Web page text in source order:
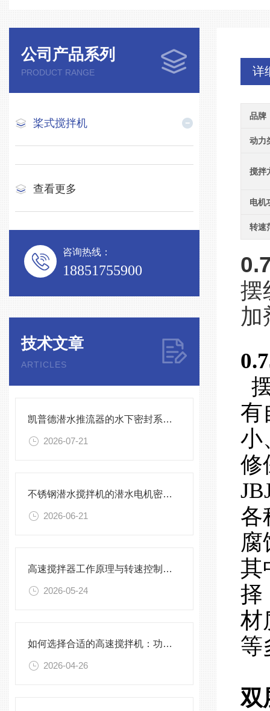
公司产品系列
PRODUCT RANGE
桨式搅拌机
查看更多
咨询热线：
18851755900
技术文章
ARTICLES
凯普德潜水推流器的水下密封系统维护全流程指南说明
2026-07-21
不锈钢潜水搅拌机的潜水电机密封与泄漏保护
2026-06-21
高速搅拌器工作原理与转速控制技术分析
2026-05-24
如何选择合适的高速搅拌机：功率、转速、搅拌桨叶与物料适配性分析
2026-04-26
详
品牌
动力
搅拌
电机
转速
摆
加
有
小
修
各
腐
其
择
材
等
双